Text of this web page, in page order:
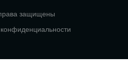
защищены